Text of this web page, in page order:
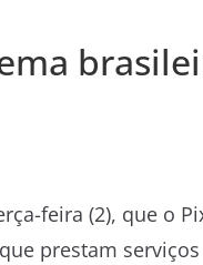
feira (2), que o
prestam